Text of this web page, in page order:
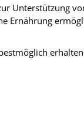
Unterstützung
Ernährung